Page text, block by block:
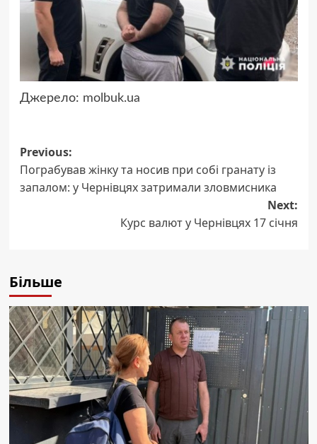
Джерело: molbuk.ua
Post
navigation
Previous:
Пограбував жінку та носив при собі гранату із
запалом: у Чернівцях затримали зловмисника
Next:
Курс валют у Чернівцях 17 січня
Більше